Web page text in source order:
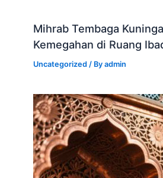
Mihrab Tembaga
Kemegahan di Ruang
Uncategorized / Byadmin